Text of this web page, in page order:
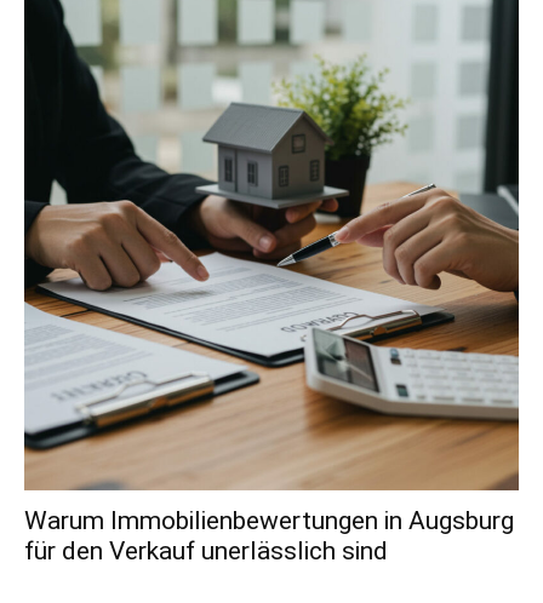
Warum Immobilienbewertungen in Augsburg
für den Verkauf unerlässlich sind